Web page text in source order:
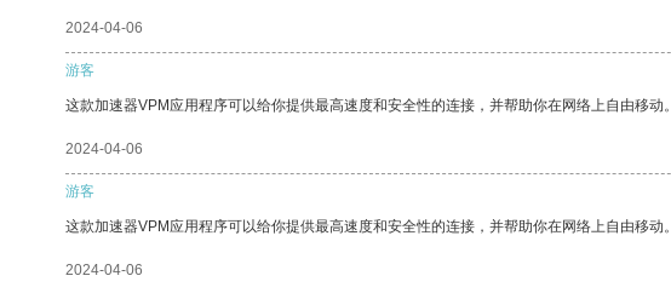
2024-04-06
游客
这款加速器VPM应用程序可以给你提供最高速度和安全性的连接，并帮助你在网络上自由移动。
2024-04-06
游客
这款加速器VPM应用程序可以给你提供最高速度和安全性的连接，并帮助你在网络上自由移动。
2024-04-06